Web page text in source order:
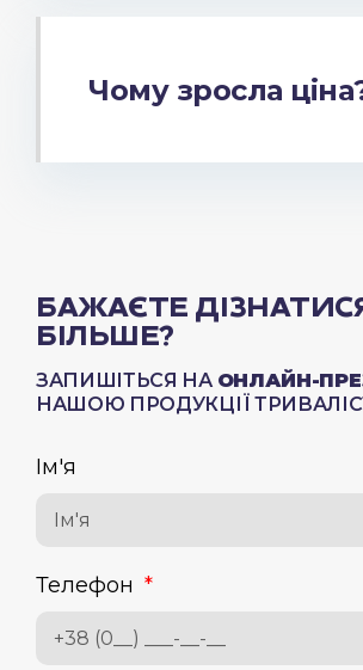
Чому зросла
БАЖАЄТЕ
БІЛЬШЕ?
ЗАПИШІТЬСЯ НА ОНЛАЙН-
НАШОЮ ПРОДУКЦІЇ
Ім'я
Телефон